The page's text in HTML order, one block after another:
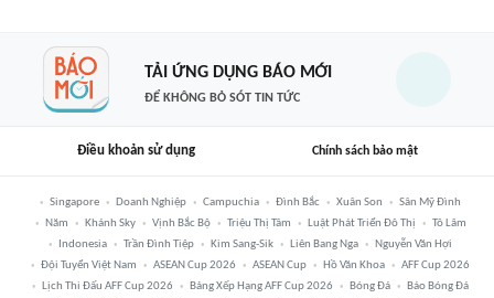
TẢI ỨNG DỤNG BÁO MỚI
ĐỂ KHÔNG BỎ SÓT TIN TỨC
Điều khoản sử dụng Chính sách bảo mật
Singapore Doanh Nghiệp Campuchia Đình Bắc Xuân Son
Sân Mỹ Đình
Năm
Khánh Sky Vịnh Bắc Bộ Triệu Thị Tâm Luật Phát Triển Đô Thị
Tô Lâm
Indonesia
Trần Đình Tiệp Kim Sang-Sik Liên Bang Nga
Nguyễn Văn Hợi
Đội Tuyển Việt Nam
ASEAN Cup 2026 ASEAN Cup Hồ Văn Khoa
AFF Cup 2026
Lịch Thi Đấu AFF Cup 2026
Bảng Xếp Hạng AFF Cup 2026 Bóng Đá
Báo Bóng Đá